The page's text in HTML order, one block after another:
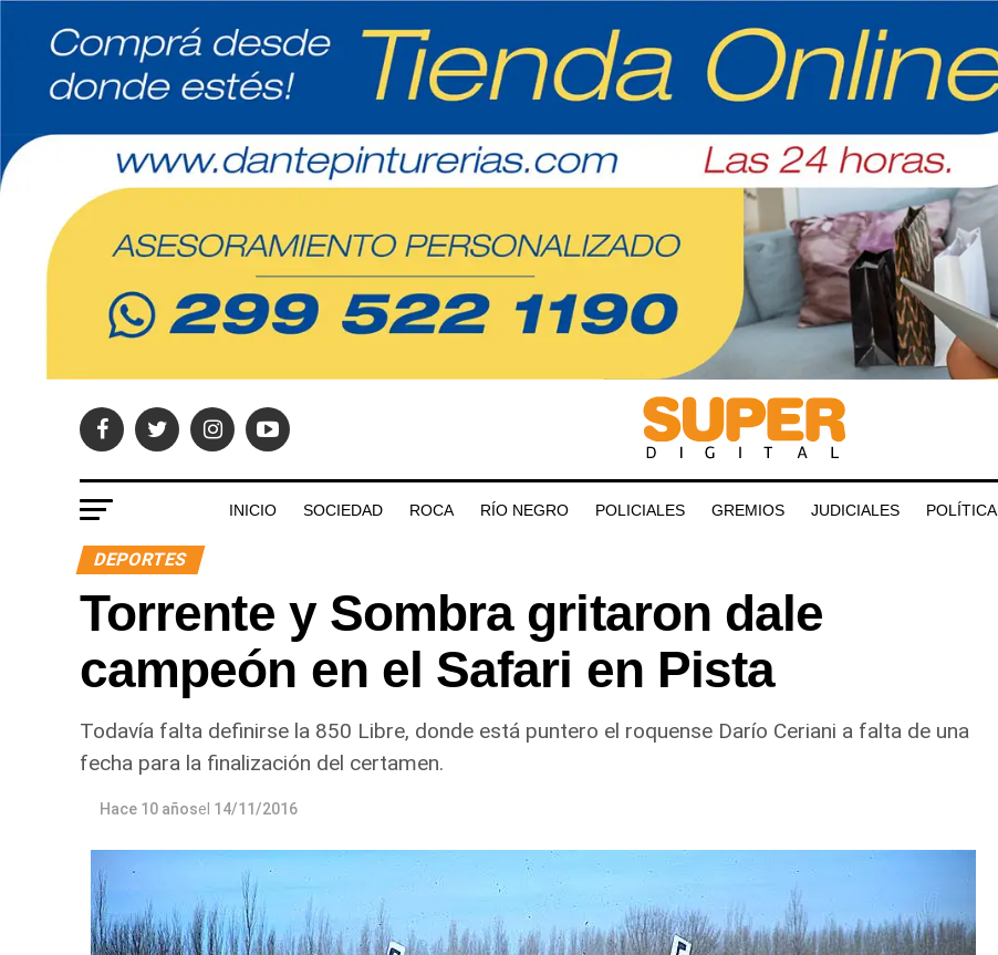
INICIO SOCIEDAD ROCA RÍO NEGRO POLICIALES GREMIOS JUDICIALES POLÍTICA
DEPORTES
Torrente y Sombra gritaron dale
campeón en el Safari en Pista
Todavía falta definirse la 850 Libre, donde está puntero el roquense Darío Ceriani a falta de una
fecha para la finalización del certamen.
Hace 10 añosel 14/11/2016